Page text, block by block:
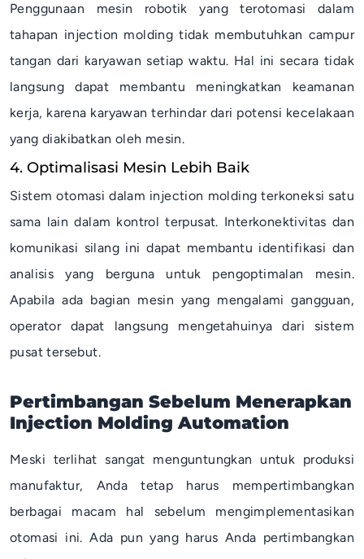
Penggunaan mesin robotik yang terotomasi dalam
tahapan injection molding tidak membutuhkan campur
tangan dari karyawan setiap waktu. Hal ini secara tidak
langsung dapat membantu meningkatkan keamanan
kerja, karena karyawan terhindar dari potensi kecelakaan
yang diakibatkan oleh mesin.
4. Optimalisasi Mesin Lebih Baik
Sistem otomasi dalam injection molding terkoneksi satu
sama lain dalam kontrol terpusat. Interkonektivitas dan
komunikasi silang ini dapat membantu identifikasi dan
analisis yang berguna untuk pengoptimalan mesin.
Apabila ada bagian mesin yang mengalami gangguan,
operator dapat langsung mengetahuinya dari sistem
pusat tersebut.
Pertimbangan Sebelum Menerapkan
Injection Molding Automation
Meski terlihat sangat menguntungkan untuk produksi
manufaktur, Anda tetap harus mempertimbangkan
berbagai macam hal sebelum mengimplementasikan
otomasi ini. Ada pun yang harus Anda pertimbangkan